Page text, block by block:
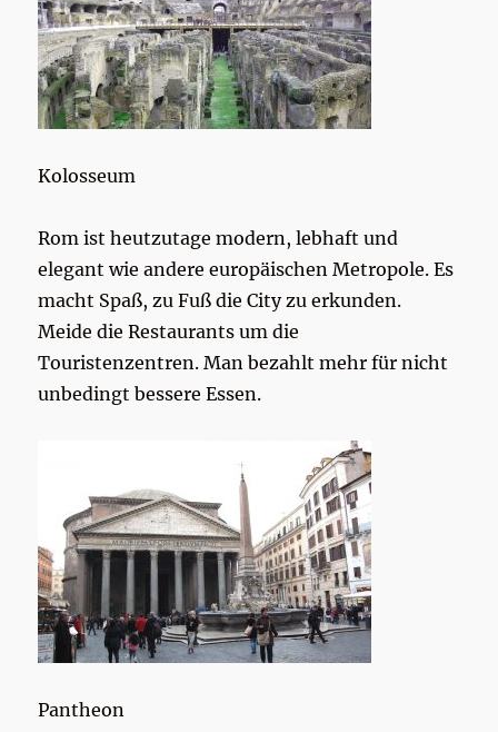
Kolosseum
Rom ist heutzutage modern, lebhaft und
elegant wie andere europäischen Metropole. Es
macht Spaß, zu Fuß die City zu erkunden.
Meide die Restaurants um die
Touristenzentren. Man bezahlt mehr für nicht
unbedingt bessere Essen.
Pantheon